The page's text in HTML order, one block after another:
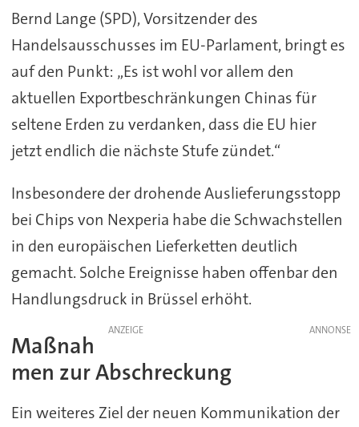
Bernd Lange (SPD), Vorsitzender des
Handelsausschusses im EU-Parlament, bringt es
auf den Punkt: „Es ist wohl vor allem den
aktuellen Exportbeschränkungen Chinas für
seltene Erden zu verdanken, dass die EU hier
jetzt endlich die nächste Stufe zündet.“
Insbesondere der drohende Auslieferungsstopp
bei Chips von Nexperia habe die Schwachstellen
in den europäischen Lieferketten deutlich
gemacht. Solche Ereignisse haben offenbar den
Handlungsdruck in Brüssel erhöht.
ANZEIGE
Maßnah
men zur Abschreckung
Ein weiteres Ziel der neuen Kommunikation der